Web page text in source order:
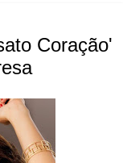
Coração'